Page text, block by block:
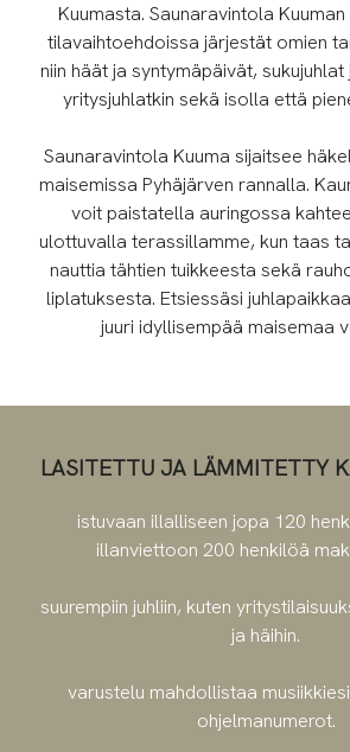
Kuumasta. Saunaravintola
tilavaihtoehdoissa järjestät omien
niin häät ja syntymäpäivät,
yritysjuhlatkin sekä isolla että
Saunaravintola Kuuma sijaitsee
maisemissa Pyhäjärven rannalla.
voit paistatella auringossa
ulottuvalla terassillamme, kun taas
nauttia tähtien tuikkeesta sekä
liplatuksesta. Etsiessäsi
juuri idyllisempää maisemaa
LASITETTU JA LÄMMITETTY
istuvaan illalliseen jopa 120
illanviettoon 200 henkilöä
suurempiin juhliin, kuten
ja häihin.
varustelu mahdollistaa
ohjelmanumerot.